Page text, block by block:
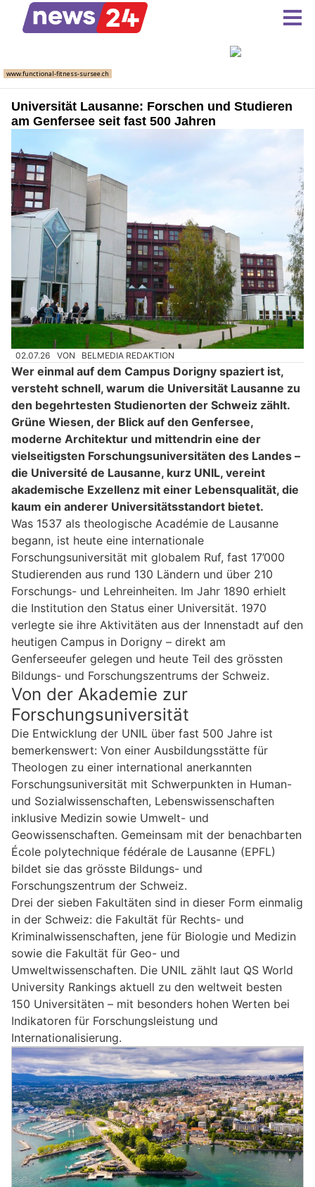
Universität Lausanne: Forschen und Studieren
am Genfersee seit fast 500 Jahren
02.07.26 VON BELMEDIA REDAKTION
Wer einmal auf dem Campus Dorigny spaziert ist,
versteht schnell, warum die Universität Lausanne zu
den begehrtesten Studienorten der Schweiz zählt.
Grüne Wiesen, der Blick auf den Genfersee,
moderne Architektur und mittendrin eine der
vielseitigsten Forschungsuniversitäten des Landes –
die Université de Lausanne, kurz UNIL, vereint
akademische Exzellenz mit einer Lebensqualität, die
kaum ein anderer Universitätsstandort bietet.
Was 1537 als theologische Académie de Lausanne
begann, ist heute eine internationale
Forschungsuniversität mit globalem Ruf, fast 17’000
Studierenden aus rund 130 Ländern und über 210
Forschungs- und Lehreinheiten. Im Jahr 1890 erhielt
die Institution den Status einer Universität. 1970
verlegte sie ihre Aktivitäten aus der Innenstadt auf den
heutigen Campus in Dorigny – direkt am
Genferseeufer gelegen und heute Teil des grössten
Bildungs- und Forschungszentrums der Schweiz.
Von der Akademie zur
Forschungsuniversität
Die Entwicklung der UNIL über fast 500 Jahre ist
bemerkenswert: Von einer Ausbildungsstätte für
Theologen zu einer international anerkannten
Forschungsuniversität mit Schwerpunkten in Human-
und Sozialwissenschaften, Lebenswissenschaften
inklusive Medizin sowie Umwelt- und
Geowissenschaften. Gemeinsam mit der benachbarten
École polytechnique fédérale de Lausanne (EPFL)
bildet sie das grösste Bildungs- und
Forschungszentrum der Schweiz.
Drei der sieben Fakultäten sind in dieser Form einmalig
in der Schweiz: die Fakultät für Rechts- und
Kriminalwissenschaften, jene für Biologie und Medizin
sowie die Fakultät für Geo- und
Umweltwissenschaften. Die UNIL zählt laut QS World
University Rankings aktuell zu den weltweit besten
150 Universitäten – mit besonders hohen Werten bei
Indikatoren für Forschungsleistung und
Internationalisierung.